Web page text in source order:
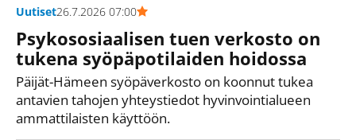
Uutiset26.7.2026 07:00
Psykososiaalisen tuen verkosto on
tukena syöpäpotilaiden hoidossa
Päijät-Hämeen syöpäverkosto on koonnut tukea
antavien tahojen yhteystiedot hyvinvointialueen
ammattilaisten käyttöön.